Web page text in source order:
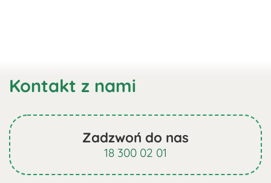
Kontakt z nami
Zadzwoń do nas
18 300 02 01